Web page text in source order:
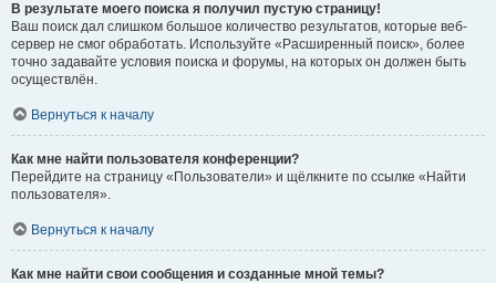
В результате моего поиска я получил пустую страницу!
Ваш поиск дал слишком большое количество результатов, которые веб-
сервер не смог обработать. Используйте «Расширенный поиск», более
точно задавайте условия поиска и форумы, на которых он должен быть
осуществлён.
Вернуться к началу
Как мне найти пользователя конференции?
Перейдите на страницу «Пользователи» и щёлкните по ссылке «Найти
пользователя».
Вернуться к началу
Как мне найти свои сообщения и созданные мной темы?